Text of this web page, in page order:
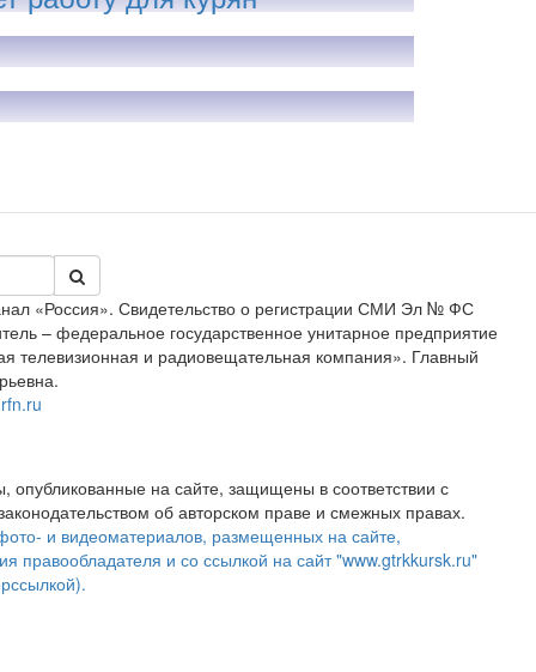
«Россия». Свидетельство о регистрации СМИ Эл № ФС
– федеральное государственное унитарное предприятие
телевизионная и радиовещательная компания». Главный
на сайте, защищены в соответствии с
об авторском праве и смежных правах.
и видеоматериалов, размещенных на сайте,
правообладателя и со ссылкой на сайт "www.gtrkkursk.ru"